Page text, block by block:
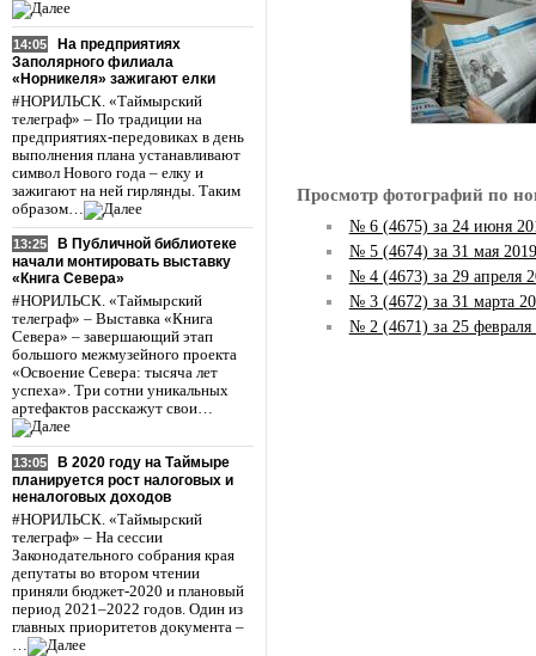
14:05
На предприятиях
Заполярного филиала
«Норникеля» зажигают елки
#НОРИЛЬСК. «Таймырский
телеграф» – По традиции на
предприятиях-передовиках в день
выполнения плана устанавливают
символ Нового года – елку и
зажигают на ней гирлянды. Таким
образом…
13:25
В Публичной библиотеке
начали монтировать выставку
«Книга Севера»
#НОРИЛЬСК. «Таймырский
телеграф» – Выставка «Книга
Севера» – завершающий этап
большого межмузейного проекта
«Освоение Севера: тысяча лет
успеха». Три сотни уникальных
артефактов расскажут свои…
13:05
В 2020 году на Таймыре
планируется рост налоговых и
неналоговых доходов
#НОРИЛЬСК. «Таймырский
телеграф» – На сессии
Законодательного собрания края
депутаты во втором чтении
приняли бюджет-2020 и плановый
период 2021–2022 годов. Один из
главных приоритетов документа –
…
Просмотр фотографий по
№ 6 (4675) за 24 июня
№ 5 (4674) за 31 мая
№ 4 (4673) за 29 апреля
№ 3 (4672) за 31 марта
№ 2 (4671) за 25 февраля